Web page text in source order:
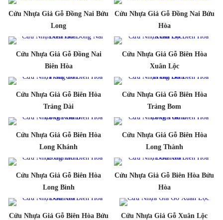
Cửu Nhựa Giả Gỗ Đồng Nai Bửu
Long
Cửu Nhựa Giả Gỗ Đồng Nai Bửu
Hòa
Cửu Nhựa Giả Gỗ Đồng Nai
Biên Hòa
Cửu Nhựa Giả Gỗ Biên Hòa
Xuân Lộc
Cửu Nhựa Giả Gỗ Biên Hòa
Trảng Dài
Cửu Nhựa Giả Gỗ Biên Hòa
Trảng Bom
Cửu Nhựa Giả Gỗ Biên Hòa
Long Khánh
Cửu Nhựa Giả Gỗ Biên Hòa
Long Thành
Cửu Nhựa Giả Gỗ Biên Hòa
Long Bình
Cửu Nhựa Giả Gỗ Biên Hòa Bửu
Hòa
Cửu Nhựa Giả Gỗ Biên Hòa Bửu
Cửu Nhựa Giả Gỗ Xuân Lộc